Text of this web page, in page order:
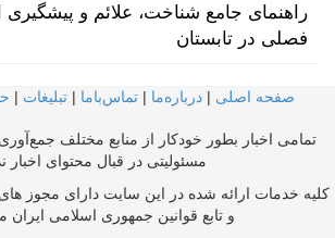
راهنمای جامع شناخت، علائم و
فصلی در تابستان
صفحه اصلی | درباره‌ما | تماس‌با‌ما | تبلیغات |
تمامی اخبار بطور خودکار از منابع مختلف
مسئولیتی در قبال محتوای اخبار
کلیه خدمات ارائه شده در این سایت دارای مجوز
و تابع قوانین جمهوری اسلامی ایران